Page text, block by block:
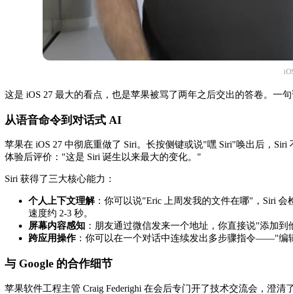
这是 iOS 27 最大的看点，也是苹果被骂了两年之后交出的答卷。一句
从语音命令到对话式 AI
苹果在 iOS 27 中彻底重做了 Siri。长按侧键或说"嘿 Siri"唤出后，Siri
体验后评价："这是 Siri 诞生以来最大的变化。"
Siri 获得了三大核心能力：
个人上下文理解：你可以说"Eric 上周发我的文件在哪"，Siri 会
速度约 2-3 秒。
屏幕内容感知 ：朋友通过微信发来一个地址，你直接说"添加
跨应用操作：你可以在一个对话中连续发出多步骤指令——"编
与 Google 的合作细节
苹果软件工程主管 Craig Federighi 在会后专门开了技术交流会，澄清